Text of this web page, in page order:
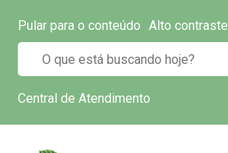
Pular para o conteúdo Alto contraste
Central de Atendimento